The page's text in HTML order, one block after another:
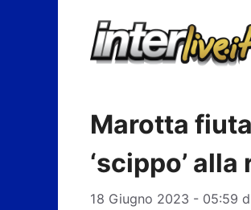
Marotta
‘scippo’
18 Giugno 2023 - 05:59